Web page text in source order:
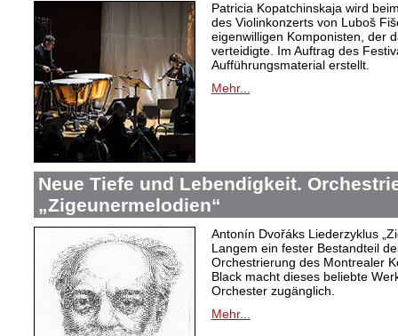
Patricia Kopatchinskaja wird
des Violinkonzerts von Luboš
eigenwilligen Komponisten, der
verteidigte. Im Auftrag des
Aufführungsmaterial erstellt.
Mehr...
Neue Tiefe und Lebendigkeit.
„Zigeunermelodien“
Antonín Dvořáks Liederzyklus
Langem ein fester Bestandteil
Orchestrierung des Montrealer
Black macht dieses beliebte
Orchester zugänglich.
Mehr...